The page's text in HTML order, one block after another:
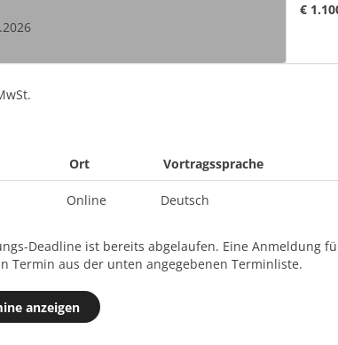
€
Ort Vortragssprache
Online Deutsch
Deadline ist bereits abgelaufen. Eine Anmeldung
Termin aus der unten angegebenen Terminliste.
anzeigen